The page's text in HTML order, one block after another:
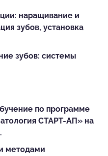
наращивание и
зубов, установка
зубов: системы
по программе
СТАРТ-АП» на
методами